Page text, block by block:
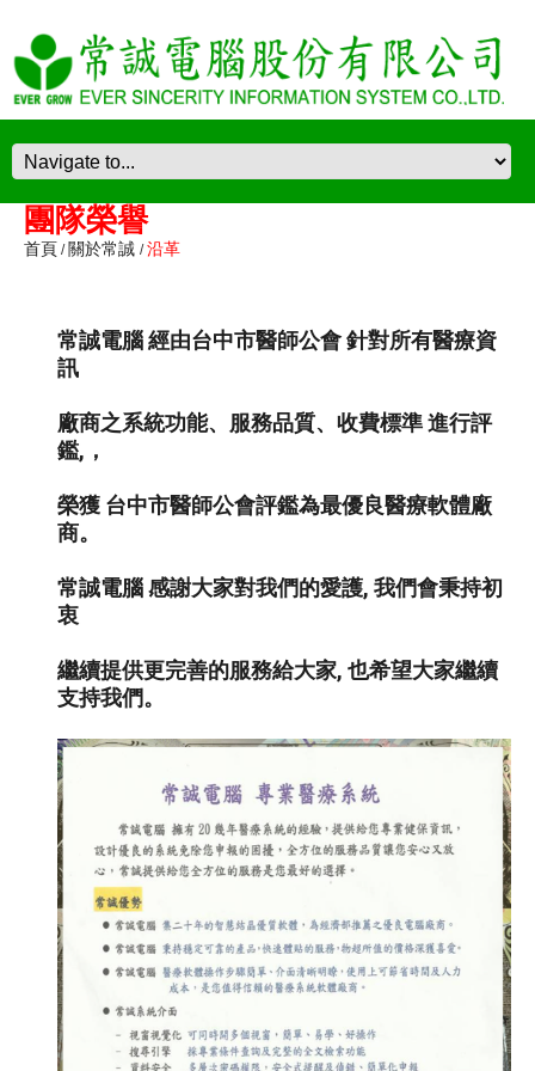
團隊榮譽
首頁 關於常誠 沿革
常誠電腦 經由台中市醫師公會 針對所有醫療資
訊
廠商之系統功能、服務品質、收費標準 進行評
鑑,，
榮獲 台中市醫師公會評鑑為最優良醫療軟體廠
商。
常誠電腦 感謝大家對我們的愛護, 我們會秉持初
衷
繼續提供更完善的服務給大家, 也希望大家繼續
支持我們。